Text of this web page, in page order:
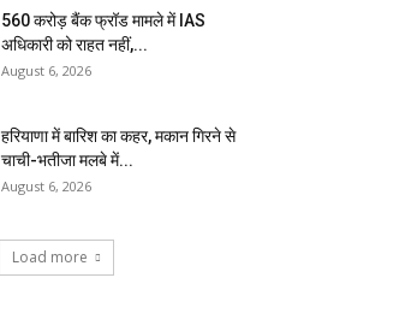
₹560 करोड़ बैंक फ्रॉड मामले में IAS
अधिकारी को राहत नहीं,...
August 6, 2026
हरियाणा में बारिश का कहर, मकान गिरने से
चाची-भतीजा मलबे में...
August 6, 2026
Load more